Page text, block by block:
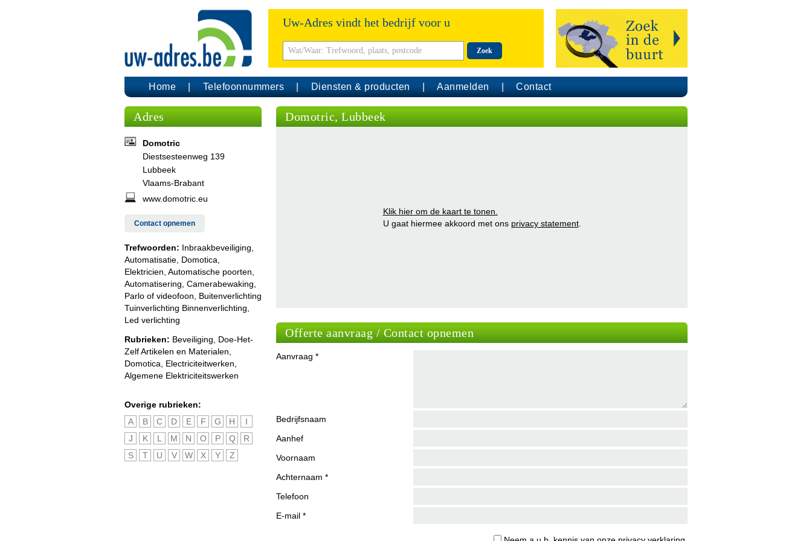
Uw-Adres vindt het bedrijf voor u
Zoek
Home Telefoonnummers Diensten & producten Aanmelden Contact
Adres
Domotric
Diestsesteenweg 139
Lubbeek
Vlaams-Brabant
www.domotric.eu
Contact opnemen
Trefwoorden: Inbraakbeveiliging,
Automatisatie, Domotica,
Elektricien, Automatische poorten,
Automatisering, Camerabewaking,
Parlo of videofoon, Buitenverlichting
Tuinverlichting Binnenverlichting,
Led verlichting
Rubrieken: Beveiliging
Doe-Het-
Zelf Artikelen en Materialen
Domotica
Electriciteitwerken
Algemene Elektriciteitswerken
Overige rubrieken:
A
B C D E F G H
I
J
K L M N O P Q
R
S
T U V W X Y Z
Domotric, Lubbeek
Klik hier om de kaart te tonen.
U gaat hiermee akkoord met ons privacy statement.
Offerte aanvraag / Contact opnemen
Aanvraag *
Bedrijfsnaam
Aanhef
Voornaam
Achternaam *
Telefoon
E-mail *